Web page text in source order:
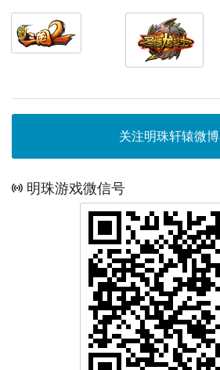
关注明珠轩辕微博
明珠游戏微信号